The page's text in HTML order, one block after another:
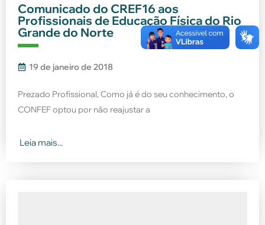
Comunicado do CREF16 aos
Profissionais de Educação Física do Rio
Grande do Norte
19 de janeiro de 2018
Prezado Profissional, Como já é do seu conhecimento, o
CONFEF optou por não reajustar a
Leia mais...